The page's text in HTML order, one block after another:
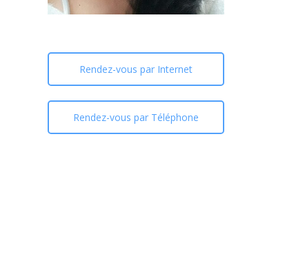
Rendez-vous par Internet
Rendez-vous par Téléphone